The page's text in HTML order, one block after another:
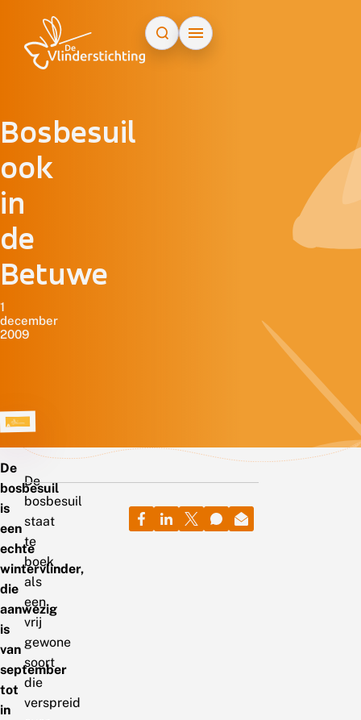
Bosbesuil
ook
in
de
Betuwe
1
december
2009
De
bosbesuil
is
een
echte
wintervlinder,
die
aanwezig
is
van
september
tot
in
De
bosbesuil
staat
te
boek
als
een
vrij
gewone
soort
die
verspreid